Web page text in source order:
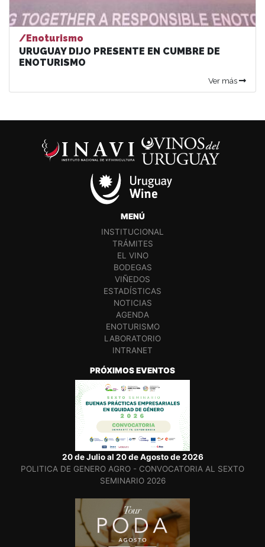
/Enoturismo
URUGUAY DIJO PRESENTE EN CUMBRE DE
ENOTURISMO
Ver más
MENÚ
INSTITUCIONAL
TRÁMITES
EL VINO
BODEGAS
VIÑEDOS
ESTADÍSTICAS
NOTICIAS
AGENDA
ENOTURISMO
LABORATORIO
INTRANET
PRÓXIMOS EVENTOS
20 de Julio al 20 de Agosto de 2026
POLITICA DE GENERO AGRO - CONVOCATORIA AL SEXTO
SEMINARIO 2026